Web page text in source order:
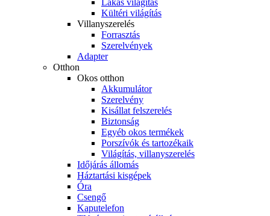
Lakás világítás
Kültéri világítás
Villanyszerelés
Forrasztás
Szerelvények
Adapter
Otthon
Okos otthon
Akkumulátor
Szerelvény
Kisállat felszerelés
Biztonság
Egyéb okos termékek
Porszívók és tartozékaik
Világítás, villanyszerelés
Időjárás állomás
Háztartási kisgépek
Óra
Csengő
Kaputelefon